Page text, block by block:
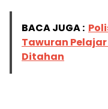
BACA JUGA :
Tawuran
Ditahan